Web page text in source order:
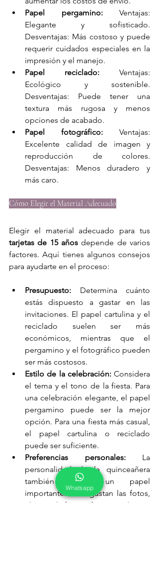
Papel pergamino: Ventajas:
Elegante y sofisticado.
Desventajas: Más costoso y puede
requerir cuidados especiales en la
impresión y el manejo.
Papel reciclado: Ventajas:
Ecológico y sostenible.
Desventajas: Puede tener una
textura más rugosa y menos
opciones de acabado.
Papel fotográfico: Ventajas:
Excelente calidad de imagen y
reproducción de colores.
Desventajas: Menos duradero y
más caro.
Cómo Elegir el Material Adecuado
tarjetas de 15 años depende de varios
factores. Aquí tienes algunos consejos
para ayudarte en el proceso:
Presupuesto: Determina cuánto
estás dispuesto a gastar en las
invitaciones. El papel cartulina y el
reciclado suelen ser más
económicos, mientras que el
pergamino y el fotográfico pueden
ser más costosos.
Estilo de la celebración: Considera
el tema y el tono de la fiesta. Para
una celebración elegante, el papel
pergamino puede ser la mejor
opción. Para una fiesta más casual,
el papel cartulina o reciclado
puede ser suficiente.
Preferencias personales: La
personalidad de la quinceañera
también juega un papel
importante. Si le gustan las fotos,
el papel fotográfico puede ser
Whatsapp